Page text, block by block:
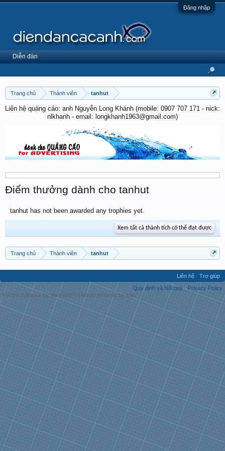
Đăng nhập
Trang chủ Thành viên tanhut
Liên hệ quảng cáo: anh Nguyễn Long Khánh (mobile: 0907 707 171 - nick:
nlkhanh - email: longkhanh1963@gmail.com)
Điểm thưởng dành cho tanhut
tanhut has not been awarded any trophies yet.
Xem tất cả thành tích có thể đạt được
Trang chủ Thành viên tanhut
Diễn đàn
Liên hệ
Trợ giúp
Quy định và Nội quy
Privacy Policy
Forum software by XenForo™ | Media embeds by s9e